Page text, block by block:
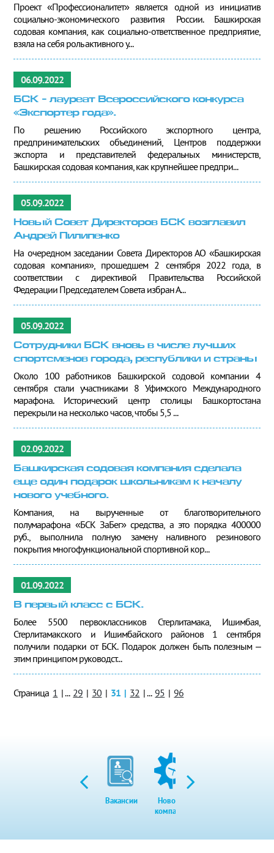
Проект «Профессионалитет» является одной из инициатив
социально-экономического развития России. Башкирская
содовая компания, как социально-ответственное предприятие,
взяла на себя роль активного у...
06.09.2022
БСК - лауреат Всероссийского конкурса
«Экспортер года».
По решению Российского экспортного центра,
предпринимательских объединений, Центров поддержки
экспорта и представителей федеральных министерств,
Башкирская содовая компания, как крупнейшее предпри...
05.09.2022
Новый Совет Директоров БСК возглавил
Андрей Пилипенко
На очередном заседании Совета Директоров АО «Башкирская
содовая компания», прошедшем 2 сентября 2022 года, в
соответствии с директивой Правительства Российской
Федерации Председателем Совета избран А...
05.09.2022
Сотрудники БСК вновь в числе лучших
спортсменов города, республики и страны
Около 100 работников Башкирской содовой компании 4
сентября стали участниками 8 Уфимского Международного
марафона. Исторический центр столицы Башкортостана
перекрыли на несколько часов, чтобы 5,5 ...
02.09.2022
Башкирская содовая компания сделала
еще один подарок школьникам к началу
нового учебного.
Компания, на вырученные от благотворительного
полумарафона «БСК ЗаБег» средства, а это порядка 400000
руб., выполнила полную замену наливного резинового
покрытия многофункциональной спортивной кор...
01.09.2022
В первый класс с БСК.
Более 5500 первоклассников Стерлитамака, Ишимбая,
Стерлитамакского и Ишимбайского районов 1 сентября
получили подарки от БСК. Подарок должен быть полезным –
этим принципом руководст...
Страница 1 | ... 29 | 30 | 31 | 32 | ... 95 | 96
Вакансии
Новости
компании